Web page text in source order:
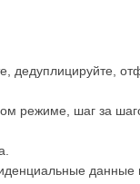
дедуплицируйте,
режиме, шаг за
данные